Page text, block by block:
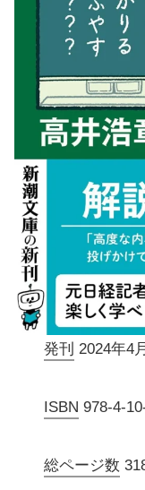
発刊 2024年4
ISBN 978-4-
総ページ数